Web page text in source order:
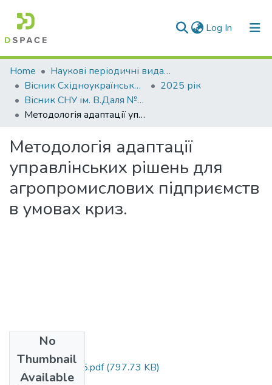
Log In (current)
Communities & Collections
All of DSpace
Statistics
Home
Наукові періодичні видання СНУ ім. В. Даля
Вісник Східноукраїнського національного університету імені В. Даля
2025 рік
Вісник СНУ ім. В.Даля № 3 (289) 2025
Методологія адаптації управлінських рішень для агропромислових підприємств в умовах криз.
Методологія адаптації
управлінських рішень для
агропромислових підприємств
в умовах криз.
No
Thumbnail
Available
15_ 3 (289) 2025.pdf(797.73 KB)